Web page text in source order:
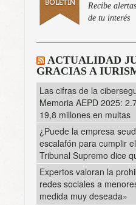
Recibe
de tu interés
ACTUALIDAD
GRACIAS A
Las cifras de la
Memoria AEPD 2025:
19,8 millones en multas
¿Puede la empresa
escalafón para cumplir
Tribunal Supremo dice
Expertos valoran la
redes sociales a
medida muy deseada»